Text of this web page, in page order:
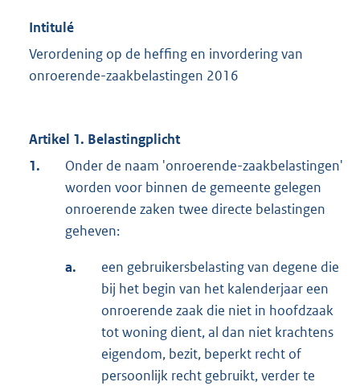
Intitulé
Verordening op de heffing en invordering van
onroerende-zaakbelastingen 2016
Artikel 1. Belastingplicht
1.
Onder de naam 'onroerende-zaakbelastingen'
worden voor binnen de gemeente gelegen
onroerende zaken twee directe belastingen
geheven:
a.
een gebruikersbelasting van degene die
bij het begin van het kalenderjaar een
onroerende zaak die niet in hoofdzaak
tot woning dient, al dan niet krachtens
eigendom, bezit, beperkt recht of
persoonlijk recht gebruikt, verder te